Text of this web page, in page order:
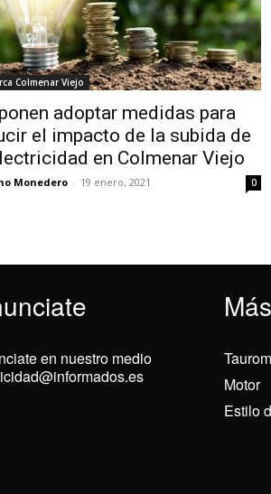
Colmenar Viejo
adoptar medidas para
el impacto de la subida de
en Colmenar Viejo
Monedero - 19 enero, 2021 0
en nuestro medio
Motor
Estilo